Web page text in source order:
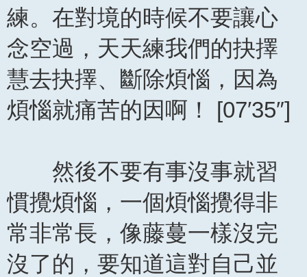
練。在對境的時候不要讓心
念空過，天天練我們的抉擇
慧去抉擇、斷除煩惱，因為
煩惱就痛苦的因啊！ [07′35″]
然後不要有事沒事就習
慣攪煩惱，一個煩惱攪得非
常非常長，像藤蔓一樣沒完
沒了的，要知道這對自己並